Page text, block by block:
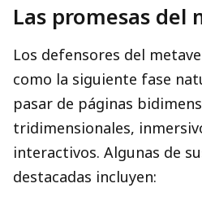
Las promesas del
Los defensores del
como la siguiente fase
pasar de páginas
tridimensionales,
interactivos. Algunas de
destacadas incluyen: